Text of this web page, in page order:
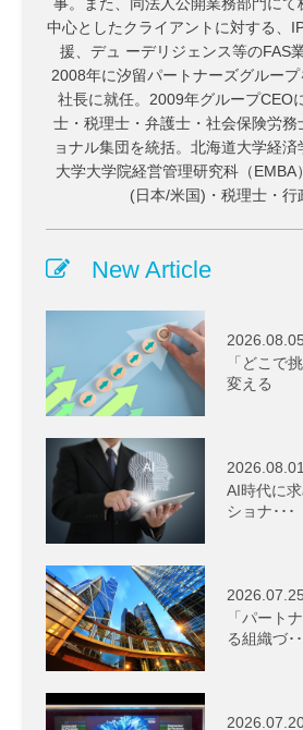
事。また、同法人公開業務部門にて
中心としたクライアントに対する、
援、デュ ーデリジェンス等のFAS
2008年に汐留パートナーズグルー
社長に就任。2009年グループCEO
士・税理士・弁護士・社会保険労務
ョナル集団を統括。北海道大学経
大学大学院経営管理研究科（EMBA
(日本/米国)・税理士・行
New Article
2026.08.05
「どこで
変える
2026.08.01
AI時代に
ショナ･･･
2026.07.25
「パート
る組織づ･